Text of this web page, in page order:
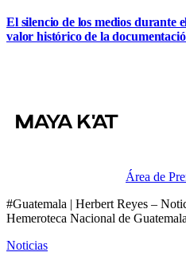
El silencio de los medios durante
valor histórico de la
Área de
#Guatemala | Herbert Reyes – Noticiero Maya K’at. Visitando la
Hemeroteca Nacional de
Noticias